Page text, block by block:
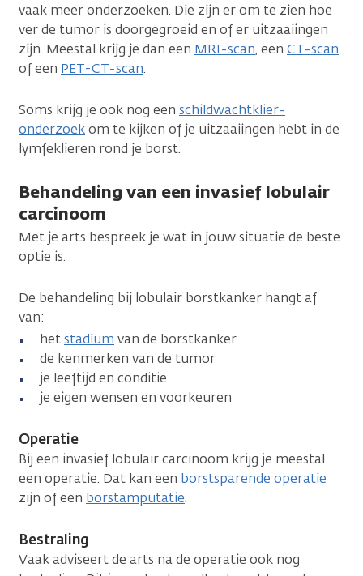
vaak meer onderzoeken. Die zijn er om te zien hoe
ver de tumor is doorgegroeid en of er uitzaaiingen
zijn. Meestal krijg je dan een MRI-scan, een CT-scan
of een PET-CT-scan.
Soms krijg je ook nog een schildwachtklier-
onderzoekom te kijken of je uitzaaiingen hebt in de
lymfeklieren rond je borst.
Behandeling van een invasief lobulair
carcinoom
Met je arts bespreek je wat in jouw situatie de beste
optie is.
De behandeling bij lobulair borstkanker hangt af
van:
hetstadium van de borstkanker
de kenmerken van de tumor
je leeftijd en conditie
je eigen wensen en voorkeuren
Operatie
Bij een invasief lobulair carcinoom krijg je meestal
een operatie. Dat kan een borstsparende operatie
zijn of een borstamputatie.
Bestraling
Vaak adviseert de arts na de operatie ook nog